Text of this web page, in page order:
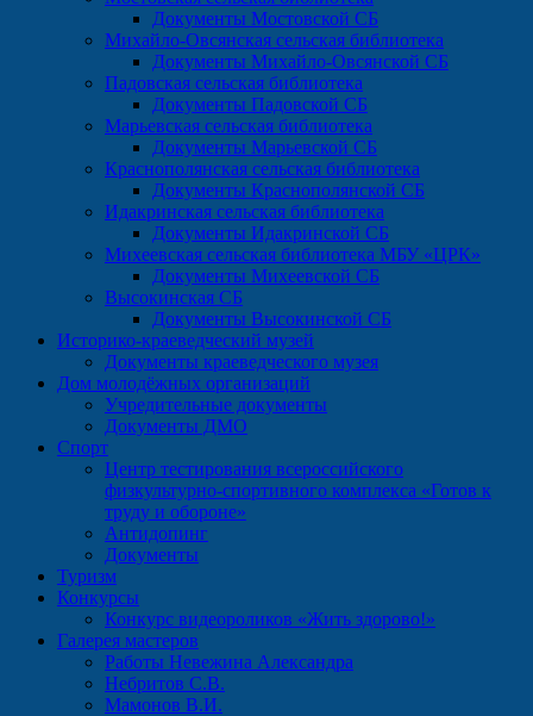
Документы Мостовской СБ
Михайло-Овсянская сельская библиотека
Документы Михайло-Овсянской СБ
Падовская сельская библиотека
Документы Падовской СБ
Марьевская сельская библиотека
Документы Марьевской СБ
Краснополянская сельская библиотека
Документы Краснополянской СБ
Идакринская сельская библиотека
Документы Идакринской СБ
Михеевская сельская библиотека МБУ «ЦРК»
Документы Михеевской СБ
Высокинская СБ
Документы Высокинской СБ
Историко-краеведческий музей
Документы краеведческого музея
Дом молодёжных организаций
Учредительные документы
Документы ДМО
Спорт
Центр тестирования всероссийского
физкультурно-спортивного комплекса «Готов к
труду и обороне»
Антидопинг
Документы
Туризм
Конкурсы
Конкурс видеороликов «Жить здорово!»
Галерея мастеров
Работы Невежина Александра
Небритов С.В.
Мамонов В.И.